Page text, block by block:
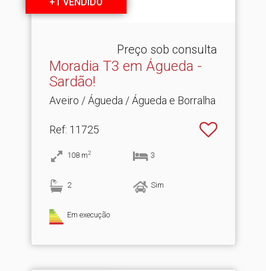
Preço sob consulta
Moradia T3 em Águeda -
Sardão!
Aveiro / Águeda / Águeda e Borralha
Ref: 11725
108 m2 3
2 Sim
Em execução